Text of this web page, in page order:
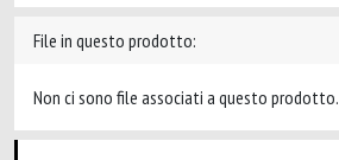
File in questo prodotto:
Non ci sono file associati a questo prodotto.